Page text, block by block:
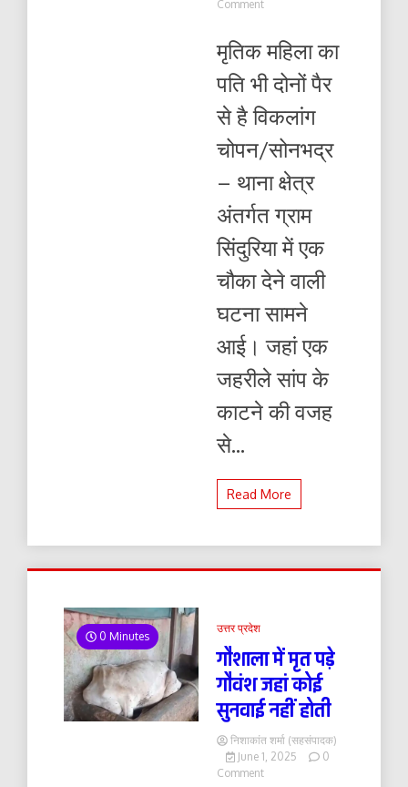
Commenton
से
महिला
जहरीले
के
काटने
से
मौत
मृतिक महिला का
पति भी दोनों पैर
से है विकलांग
चोपन/सोनभद्र
– थाना क्षेत्र
अंतर्गत ग्राम
सिंदुरिया में एक
चौका देने वाली
घटना सामने
आई। जहां एक
जहरीले सांप के
काटने की वजह
से...
Read More
0 Minutes
उत्तर प्रदेश
गौशाला में मृत पड़े
गौवंश जहां कोई
सुनवाई नहीं होती
निशाकांत शर्मा (सहसंपादक)
June 1, 2025
0
Commenton